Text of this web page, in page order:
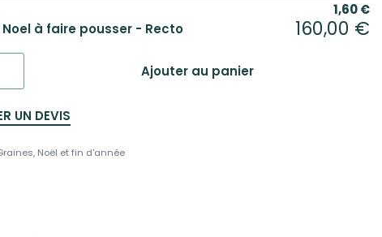
1,60€
Noel à faire pousser - Recto
160,00 €
Ajouter au panier
UN DEVIS
, Noël et fin d'année